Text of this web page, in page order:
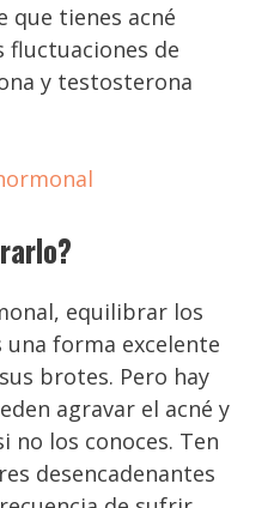
que tienes acné
fluctuaciones de
y testosterona
equilibrar los
una forma excelente
brotes. Pero hay
agravar el acné y
no los conoces. Ten
desencadenantes